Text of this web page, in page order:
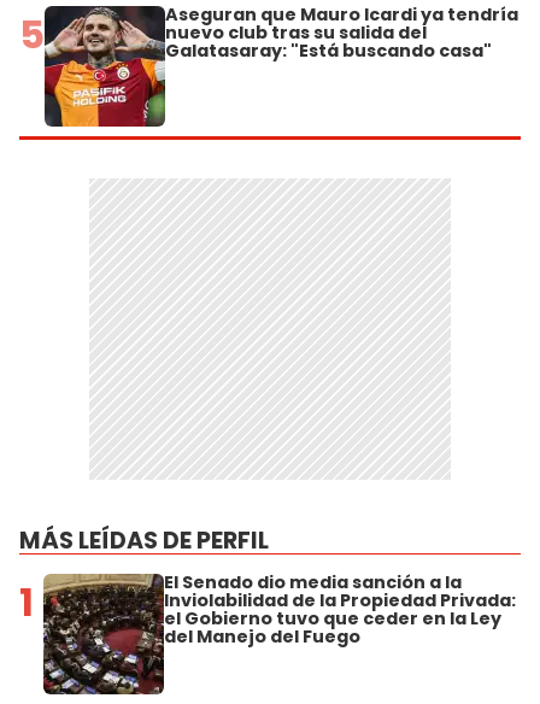
5 Aseguran que Mauro Icardi ya tendría
nuevo club tras su salida del
Galatasaray: "Está buscando casa"
MÁS LEÍDAS DE PERFIL
1 El Senado dio media sanción a la
Inviolabilidad de la Propiedad Privada:
el Gobierno tuvo que ceder en la Ley
del Manejo del Fuego